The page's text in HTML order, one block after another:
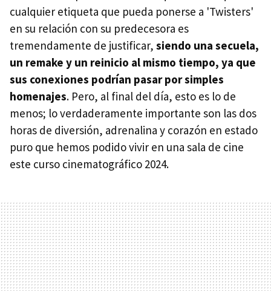
cualquier etiqueta que pueda ponerse a 'Twisters'
en su relación con su predecesora es
tremendamente de justificar, siendo una secuela,
un remake y un reinicio al mismo tiempo, ya que
sus conexiones podrían pasar por simples
homenajes. Pero, al final del día, esto es lo de
menos; lo verdaderamente importante son las dos
horas de diversión, adrenalina y corazón en estado
puro que hemos podido vivir en una sala de cine
este curso cinematográfico 2024.